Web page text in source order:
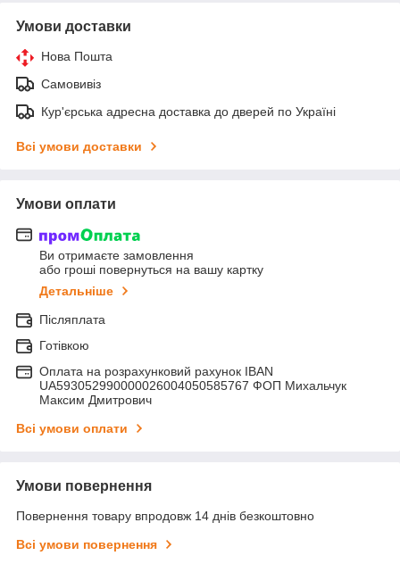
Умови доставки
Нова Пошта
Самовивіз
Кур'єрська адресна доставка до дверей по Україні
Всі умови доставки
Умови оплати
Ви отримаєте замовлення
або гроші повернуться на вашу картку
Детальніше
Післяплата
Готівкою
Оплата на розрахунковий рахунок IBAN
UA593052990000026004050585767 ФОП Михальчук
Максим Дмитрович
Всі умови оплати
Умови повернення
Повернення товару впродовж 14 днів безкоштовно
Всі умови повернення